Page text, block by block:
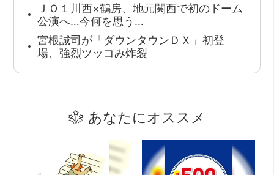
ＪＯ１川西×鶴房、地元関西で初のドーム
公演へ…今何を思う…
宮根誠司が「ダウンタウンＤＸ」初登
場、強烈ツッコみ炸裂
あなたにオススメ